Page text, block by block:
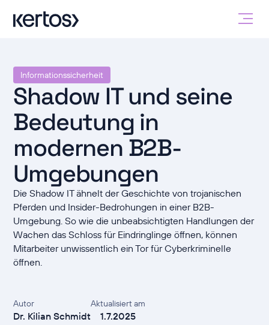
Informationssicherheit
Shadow IT und seine
Bedeutung in
modernen B2B-
Umgebungen
Die Shadow IT ähnelt der Geschichte von trojanischen
Pferden und Insider-Bedrohungen in einer B2B-
Umgebung. So wie die unbeabsichtigten Handlungen der
Wachen das Schloss für Eindringlinge öffnen, können
Mitarbeiter unwissentlich ein Tor für Cyberkriminelle
öffnen.
Autor
Dr. Kilian Schmidt
Aktualisiert am
1.7.2025